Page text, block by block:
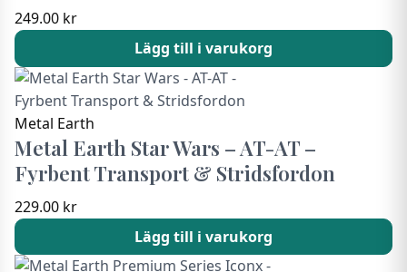
249.00 kr
Lägg till i varukorg
Metal Earth
Metal Earth Star Wars – AT-AT –
Fyrbent Transport & Stridsfordon
229.00 kr
Lägg till i varukorg